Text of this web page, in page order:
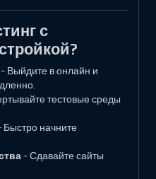
с
– Выйдите в онлайн и
тестовые среды
Быстро начните
– Сдавайте сайты